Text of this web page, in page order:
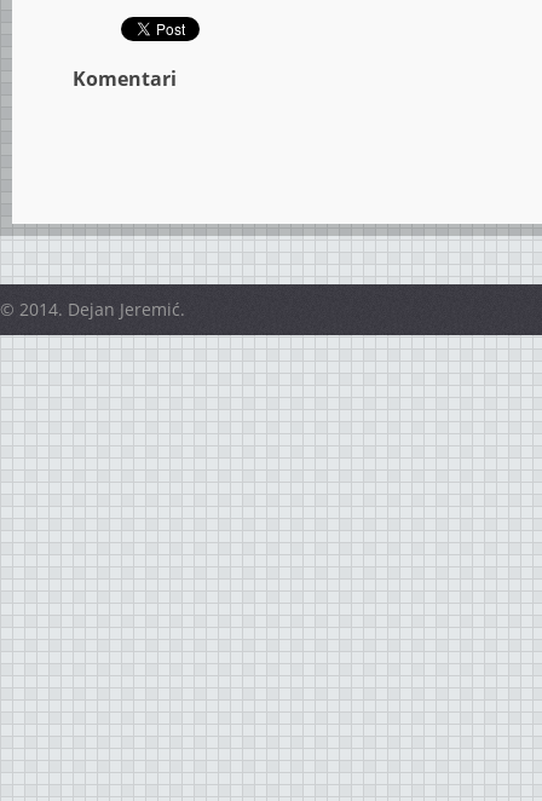
Komentari
© 2014. Dejan Jeremić.